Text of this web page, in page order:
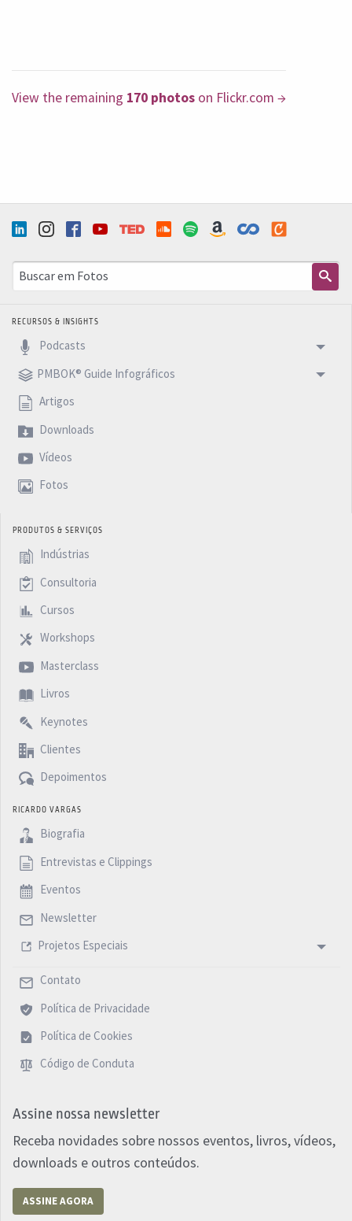
View the remaining 170 photos on Flickr.com
RECURSOS & INSIGHTS
Podcasts
PMBOK® Guide Infográficos
Artigos
Downloads
Vídeos
Fotos
PRODUTOS & SERVIÇOS
Indústrias
Consultoria
Cursos
Workshops
Masterclass
Livros
Keynotes
Clientes
Depoimentos
RICARDO VARGAS
Biografia
Entrevistas e Clippings
Eventos
Newsletter
Projetos Especiais
Contato
Política de Privacidade
Política de Cookies
Código de Conduta
Assine nossa newsletter
Receba novidades sobre nossos eventos, livros, vídeos,
downloads e outros conteúdos.
ASSINE AGORA